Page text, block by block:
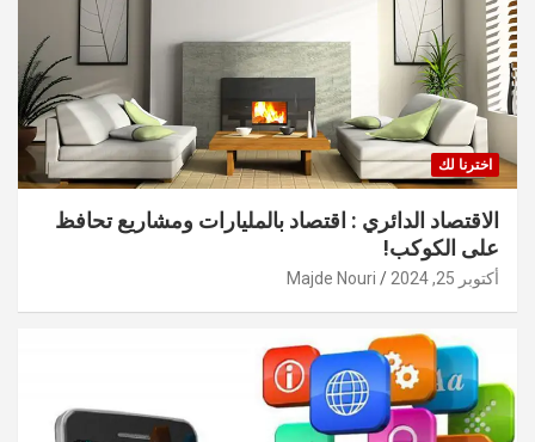
اخترنا لك
الاقتصاد الدائري : اقتصاد بالمليارات ومشاريع تحافظ
على الكوكب!
أكتوبر 25, 2024 Majde Nouri